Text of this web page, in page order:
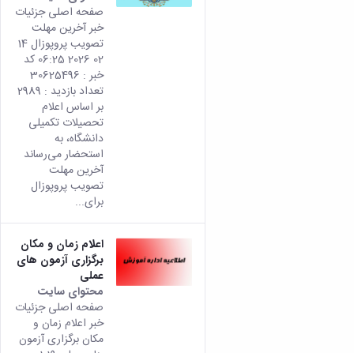
صفحه اصلی جزئیات
خبر آخرین مهلت
تصویب پروپوزال 14
02 2026 06:25 کد
خبر : 30625496
تعداد بازدید : 2989
بر اساس اعلام
تحصیلات تکمیلی
دانشگاه، به
استحضار می‌رساند
آخرین مهلت
تصویب پروپوزال
برای...
اعلام زمان و مکان
برگزاری آزمون های
عملی
محتوای سایت
صفحه اصلی جزئیات
خبر اعلام زمان و
مکان برگزاری آزمون